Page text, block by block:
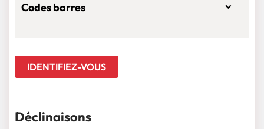
Codes barres
IDENTIFIEZ-VOUS
Déclinaisons